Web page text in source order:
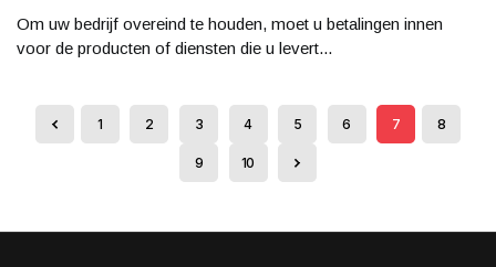
Om uw bedrijf overeind te houden, moet u betalingen innen
voor de producten of diensten die u levert...
1 2 3 4 5 6 7 8
9 10